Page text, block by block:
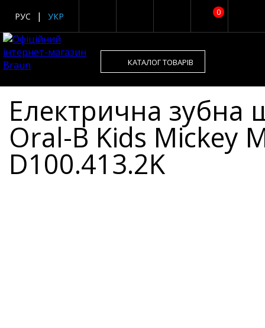
0
РУС УКР
КАТАЛОГ ТОВАРІВ
Електрична зубна
Oral-B Kids Mickey
D100.413.2K